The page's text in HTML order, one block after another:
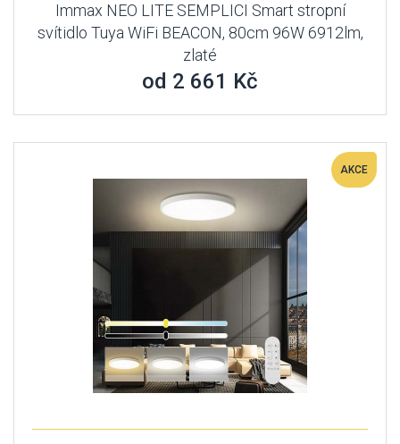
Immax NEO LITE SEMPLICI Smart stropní
svítidlo Tuya WiFi BEACON, 80cm 96W 6912lm,
zlaté
od 2 661 Kč
AKCE